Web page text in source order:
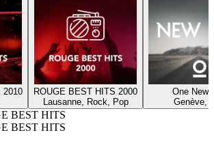
2010
ROUGE BEST HITS 2000
Lausanne, Rock, Pop
One New
Genève,
BEST HITS
BEST HITS